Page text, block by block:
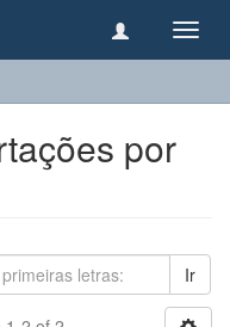
por
Ir